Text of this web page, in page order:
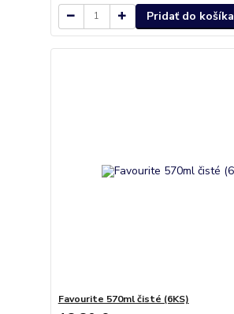
Pridať do košíka
Favourite 570ml čisté (6KS)